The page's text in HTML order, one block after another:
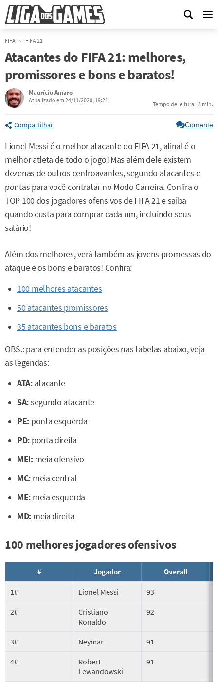
FIFA FIFA 21
Atacantes do FIFA 21: melhores,
promissores e bons e baratos!
Maurício Amaro
Atualizado em 24/11/2020, 19:21
Tempo de leitura: 8 min.
Compartilhar Comente
Lionel Messi é o melhor atacante do FIFA 21, afinal é o
melhor atleta de todo o jogo! Mas além dele existem
dezenas de outros centroavantes, segundo atacantes e
pontas para você contratar no Modo Carreira. Confira o
TOP 100 dos jogadores ofensivos de FIFA 21 e saiba
quando custa para comprar cada um, incluindo seus
salário!
Além dos melhores, verá também as jovens promessas do
ataque e os bons e baratos! Confira:
100 melhores atacantes
50 atacantes promissores
35 atacantes bons e baratos
OBS.: para entender as posições nas tabelas abaixo, veja
as legendas:
ATA: atacante
SA:segundo atacante
PE: ponta esquerda
PD: ponta direita
MEI:meia ofensivo
MC: meia central
ME: meia esquerda
MD: meia direita
100 melhores jogadores ofensivos
# Jogador Overall
1# Lionel Messi 93
2#
Cristiano
Ronaldo
92
3# Neymar 91
4#
Robert
Lewandowski
91